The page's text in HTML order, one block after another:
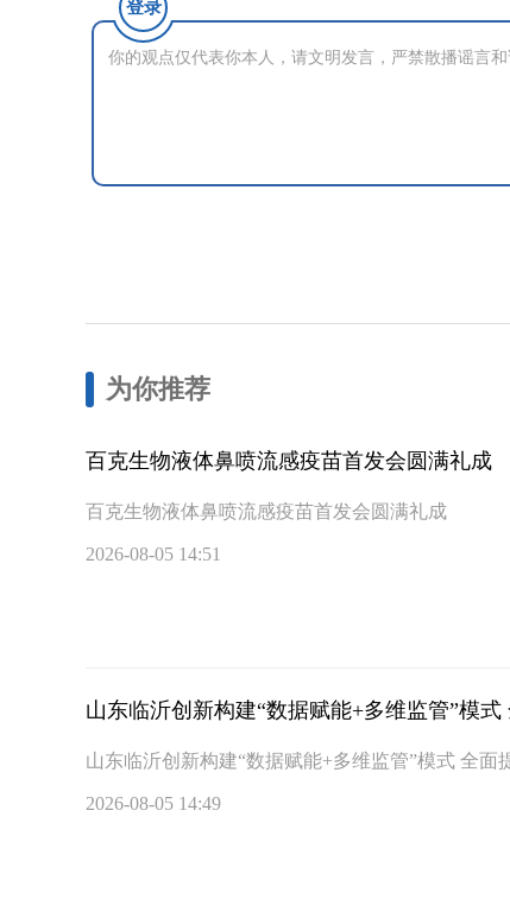
登录
为你推荐
百克生物液体鼻喷流感疫苗首发会圆满礼成
百克生物液体鼻喷流感疫苗首发会圆满礼成
2026-08-05 14:51
山东临沂创新构建“数据赋能+多维监管”模
山东临沂创新构建“数据赋能+多维监管”模式 全面
2026-08-05 14:49